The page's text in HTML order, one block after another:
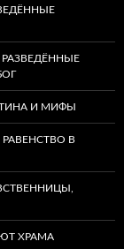
И МИФЫ
В
ХРАМА